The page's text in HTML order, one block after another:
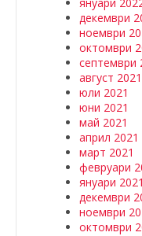
декември
ноември
октомври
септември
август 2021
юли 2021
юни 2021
май 2021
април 2021
март 2021
февруари
януари 2021
декември
ноември
октомври